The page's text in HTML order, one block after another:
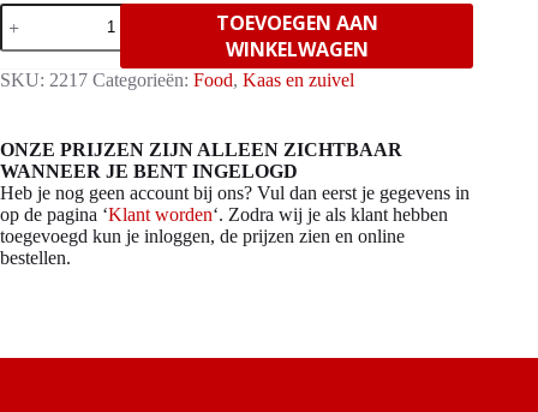
Parmesan
fijn
gemalen
Giovannies
1kg
TOEVOEGEN AAN
WINKELWAGEN
SKU: 2217 Categorieën: Food, Kaas en zuivel
ONZE PRIJZEN ZIJN ALLEEN ZICHTBAAR
WANNEER JE BENT INGELOGD
Heb je nog geen account bij ons? Vul dan eerst je gegevens in
op de pagina ‘Klant worden‘. Zodra wij je als klant hebben
toegevoegd kun je inloggen, de prijzen zien en online
bestellen.